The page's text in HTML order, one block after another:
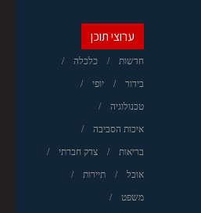
ערוצי תוכן
חדשות כלכלה
בידור יופי
טכנולוגיה
איכות הסביבה
בריאות צדק חברתי
אוכל תיירות
משפט